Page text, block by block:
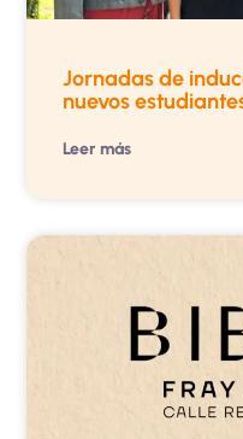
Jornadas de
nuevos
Leer más